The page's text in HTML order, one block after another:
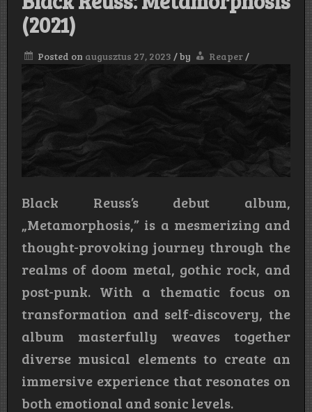
(2021)
Posted on augusztus 27, 2023 /by Reaper/
Black Reuss’s debut album,
„Metamorphosis,” is a mesmerizing and
thought-provoking journey through the
realms of doom metal, gothic rock, and
post-punk. With a thematic focus on
transformation and self-discovery, the
album masterfully weaves together
diverse musical elements to create an
immersive experience that resonates on
both emotional and sonic levels.